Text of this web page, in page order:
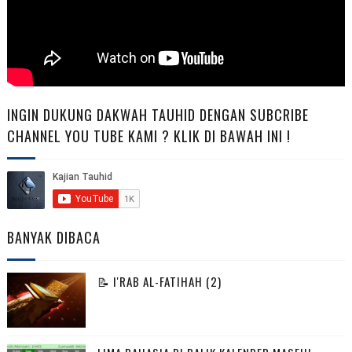
INGIN DUKUNG DAKWAH TAUHID DENGAN SUBCRIBE
CHANNEL YOU TUBE KAMI ? KLIK DI BAWAH INI !
BANYAK DIBACA
📝 I'RAB AL-FATIHAH (2)